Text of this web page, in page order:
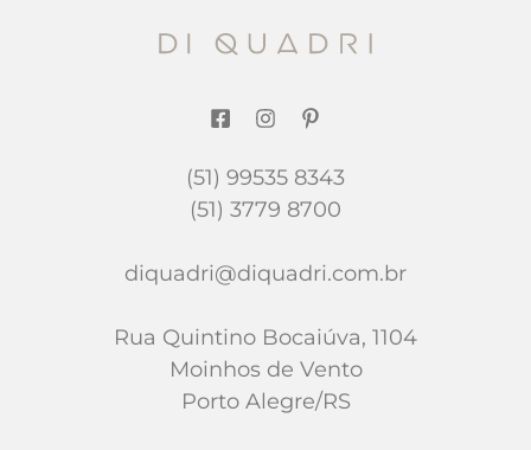
(51) 99535 8343
(51) 3779 8700
diquadri@diquadri.com.br
Rua Quintino Bocaiúva, 1104
Moinhos de Vento
Porto Alegre/RS